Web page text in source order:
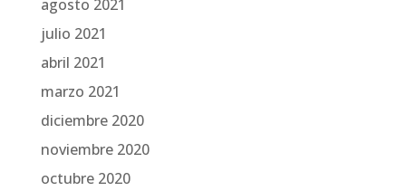
agosto 2021
julio 2021
abril 2021
marzo 2021
diciembre 2020
noviembre 2020
octubre 2020